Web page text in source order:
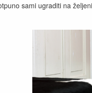
sami ugraditi na